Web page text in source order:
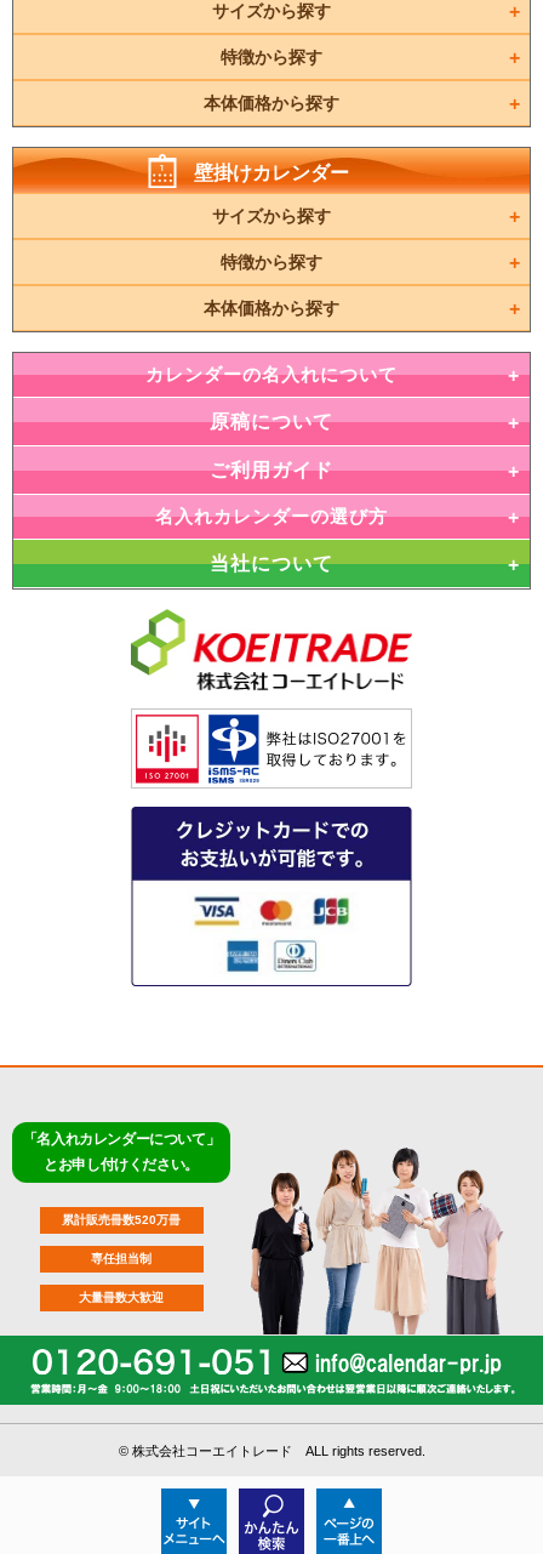
サイズから探す
特徴から探す
本体価格から探す
壁掛けカレンダー
サイズから探す
特徴から探す
本体価格から探す
カレンダーの名入れについて
原稿について
ご利用ガイド
名入れカレンダーの選び方
当社について
「名入れカレンダーについて」
とお申し付けください。
累計販売冊数520万冊
専任担当制
大量冊数大歓迎
©株式会社コーエイトレード ALL rights reserved.